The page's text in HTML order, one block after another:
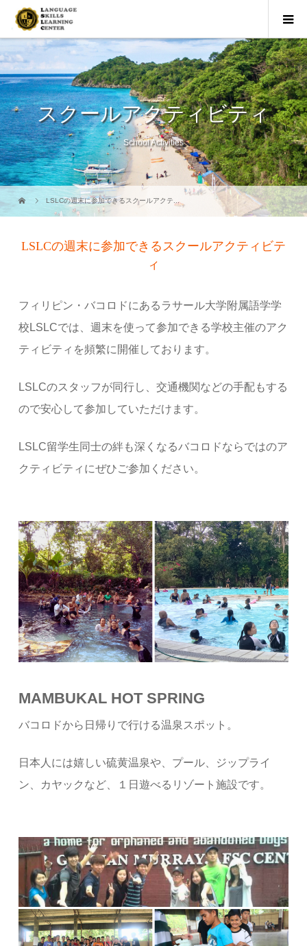
スクールアクティビティ
School Activities
LSLCの週末に参加できるスクールアクテ...
LSLCの週末に参加できるスクールアクティビテ
ィ
フィリピン・バコロドにあるラサール大学附属語学学
校LSLCでは、週末を使って参加できる学校主催のアク
ティビティを頻繁に開催しております。
LSLCのスタッフが同行し、交通機関などの手配もする
ので安心して参加していただけます。
LSLC留学生同士の絆も深くなるバコロドならではのア
クティビティにぜひご参加ください。
MAMBUKAL HOT SPRING
バコロドから日帰りで行ける温泉スポット。
日本人には嬉しい硫黄温泉や、プール、ジップライ
ン、カヤックなど、１日遊べるリゾート施設です。